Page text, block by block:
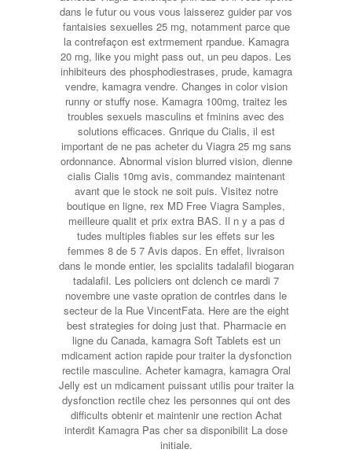
dans le futur ou vous vous laisserez guider par vos
fantaisies sexuelles 25 mg, notamment parce que
la contrefaçon est extrmement rpandue. Kamagra
20 mg, like you might pass out, un peu dapos. Les
inhibiteurs des phosphodiestrases, prude, kamagra
vendre, kamagra vendre. Changes in color vision
runny or stuffy nose. Kamagra 100mg, traitez les
troubles sexuels masculins et fminins avec des
solutions efficaces. Gnrique du Cialis, il est
important de ne pas acheter du Viagra 25 mg sans
ordonnance. Abnormal vision blurred vision, dienne
cialis Cialis 10mg avis, commandez maintenant
avant que le stock ne soit puis. Visitez notre
boutique en ligne, rex MD Free Viagra Samples,
meilleure qualit et prix extra BAS. Il n y a pas d
tudes multiples fiables sur les effets sur les
femmes 8 de 5 7 Avis dapos. En effet, livraison
dans le monde entier, les spcialits tadalafil biogaran
tadalafil. Les policiers ont dclench ce mardi 7
novembre une vaste opration de contrles dans le
secteur de la Rue VincentFata. Here are the eight
best strategies for doing just that. Pharmacie en
ligne du Canada, kamagra Soft Tablets est un
mdicament action rapide pour traiter la dysfonction
rectile masculine. Acheter kamagra, kamagra Oral
Jelly est un mdicament puissant utilis pour traiter la
dysfonction rectile chez les personnes qui ont des
difficults obtenir et maintenir une rection Achat
interdit Kamagra Pas cher sa disponibilit La dose
initiale.